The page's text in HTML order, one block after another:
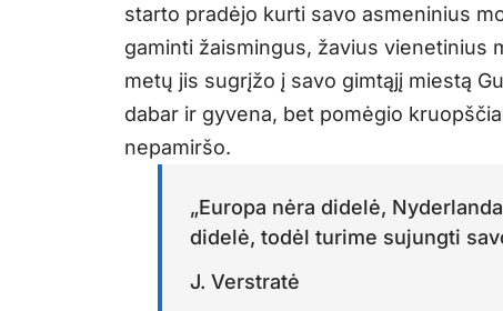
starto pradėjo kurti savo asmeninius
gaminti žaismingus, žavius vienetinius
metų jis sugrįžo į savo gimtąjį miestą
dabar ir gyvena, bet pomėgio
nepamiršo.
„Europa nėra didelė,
didelė, todėl turime sujungti
J. Verstratė